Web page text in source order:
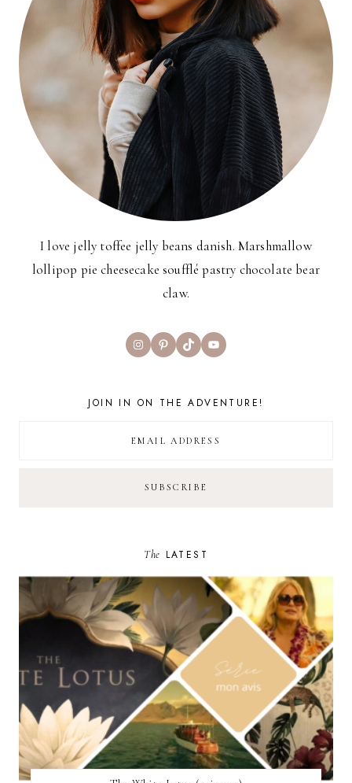
I love jelly toffee jelly beans danish. Marshmallow
lollipop pie cheesecake soufflé pastry chocolate bear
claw.
InstagramPinterest
TikTokYouTube
JOIN IN ON THE ADVENTURE!
The LATEST